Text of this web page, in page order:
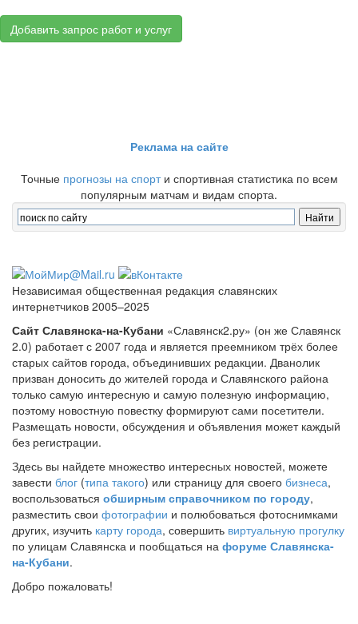
Добавить запрос работ и услуг
Реклама на сайте
Точные прогнозы на спорти спортивная статистика по всем
популярным матчам и видам спорта.
Независимая общественная редакция славянских
интернетчиков 2005–2025
Сайт Славянска-на-Кубани «Славянск2.ру» (он же Славянск
2.0) работает с 2007 года и является преемником трёх более
старых сайтов города, объединивших редакции. Дванолик
призван доносить до жителей города и Славянского района
только самую интересную и самую полезную информацию,
поэтому новостную повестку формируют сами посетители.
Размещать новости, обсуждения и объявления может каждый
без регистрации.
Здесь вы найдете множество интересных новостей, можете
завести блог (типа такого) или страницу для своего бизнеса,
воспользоваться обширным справочником по городу,
разместить свои фотографии и полюбоваться фотоснимками
других, изучить карту города, совершить виртуальную прогулку
по улицам Славянска и пообщаться на форуме Славянска-
на-Кубани.
Добро пожаловать!